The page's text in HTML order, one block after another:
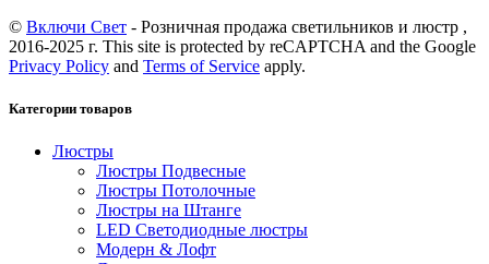
© Включи Свет - Розничная продажа светильников и люстр ,
2016-2025 г. This site is protected by reCAPTCHA and the Google
Privacy Policy and Terms of Service apply.
Категории товаров
Люстры
Люстры Подвесные
Люстры Потолочные
Люстры на Штанге
LED Светодиодные люстры
Модерн & Лофт